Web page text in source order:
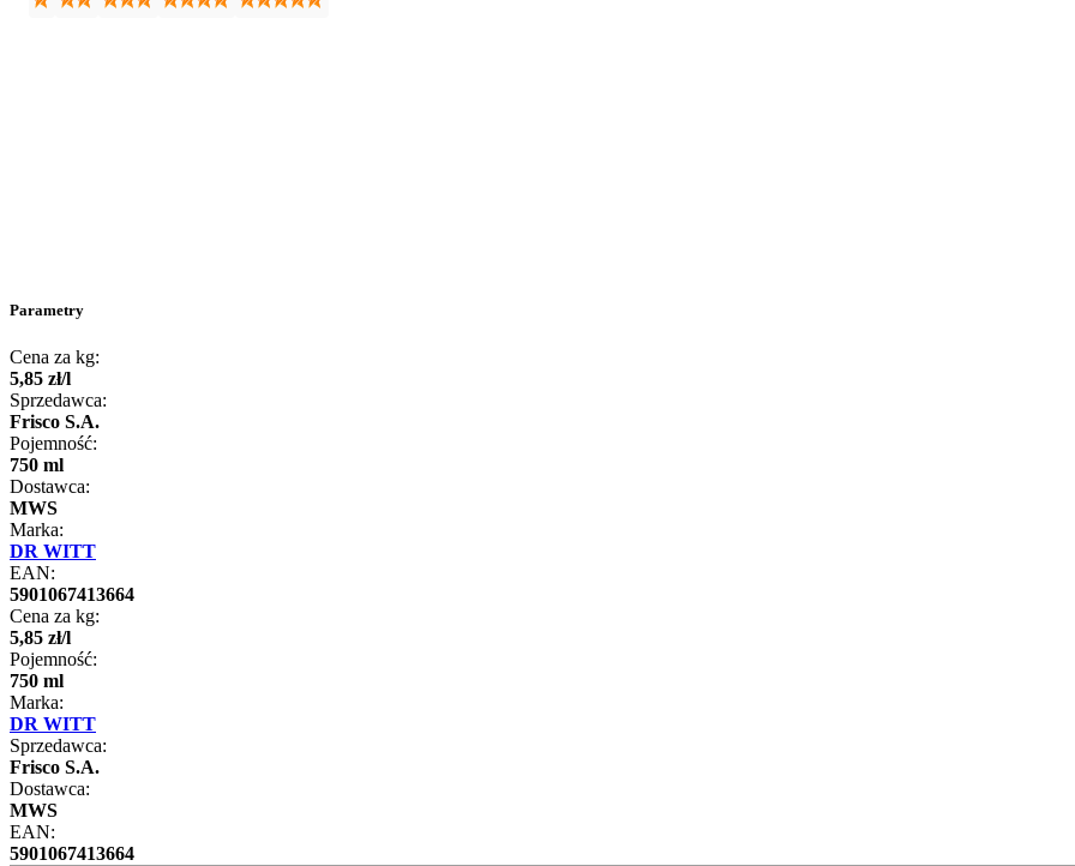
Parametry
Cena za kg:
5,85 zł/l
Sprzedawca:
Frisco S.A.
Pojemność:
750 ml
Dostawca:
MWS
Marka:
DR WITT
EAN:
5901067413664
Cena za kg:
5,85 zł/l
Pojemność:
750 ml
Marka:
DR WITT
Sprzedawca:
Frisco S.A.
Dostawca:
MWS
EAN:
5901067413664